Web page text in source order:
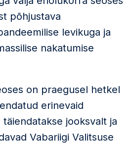
põhjustava
levikuga ja
nakatumise
on praegusel hetkel
erinevaid
jooksvalt ja
Vabariigi Valitsuse